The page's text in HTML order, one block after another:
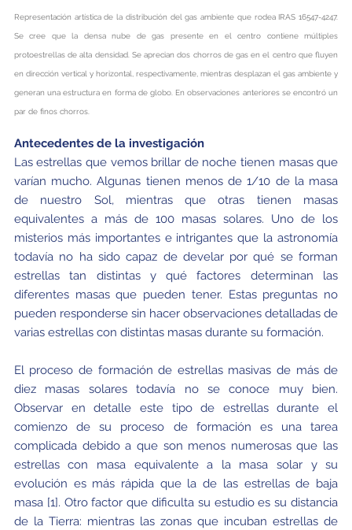
Representación artística de la distribución del gas ambiente que rodea IRAS 16547-4247.
Se cree que la densa nube de gas presente en el centro contiene múltiples
protoestrellas de alta densidad. Se aprecian dos chorros de gas en el centro que fluyen
en dirección vertical y horizontal, respectivamente, mientras desplazan el gas ambiente y
generan una estructura en forma de globo. En observaciones anteriores se encontró un
par de finos chorros.
Antecedentes de la investigación
Las estrellas que vemos brillar de noche tienen masas que
varían mucho. Algunas tienen menos de 1/10 de la masa
de nuestro Sol, mientras que otras tienen masas
equivalentes a más de 100 masas solares. Uno de los
misterios más importantes e intrigantes que la astronomía
todavía no ha sido capaz de develar por qué se forman
estrellas tan distintas y qué factores determinan las
diferentes masas que pueden tener. Estas preguntas no
pueden responderse sin hacer observaciones detalladas de
varias estrellas con distintas masas durante su formación.
El proceso de formación de estrellas masivas de más de
diez masas solares todavía no se conoce muy bien.
Observar en detalle este tipo de estrellas durante el
comienzo de su proceso de formación es una tarea
complicada debido a que son menos numerosas que las
estrellas con masa equivalente a la masa solar y su
evolución es más rápida que la de las estrellas de baja
masa [1]. Otro factor que dificulta su estudio es su distancia
de la Tierra: mientras las zonas que incuban estrellas de